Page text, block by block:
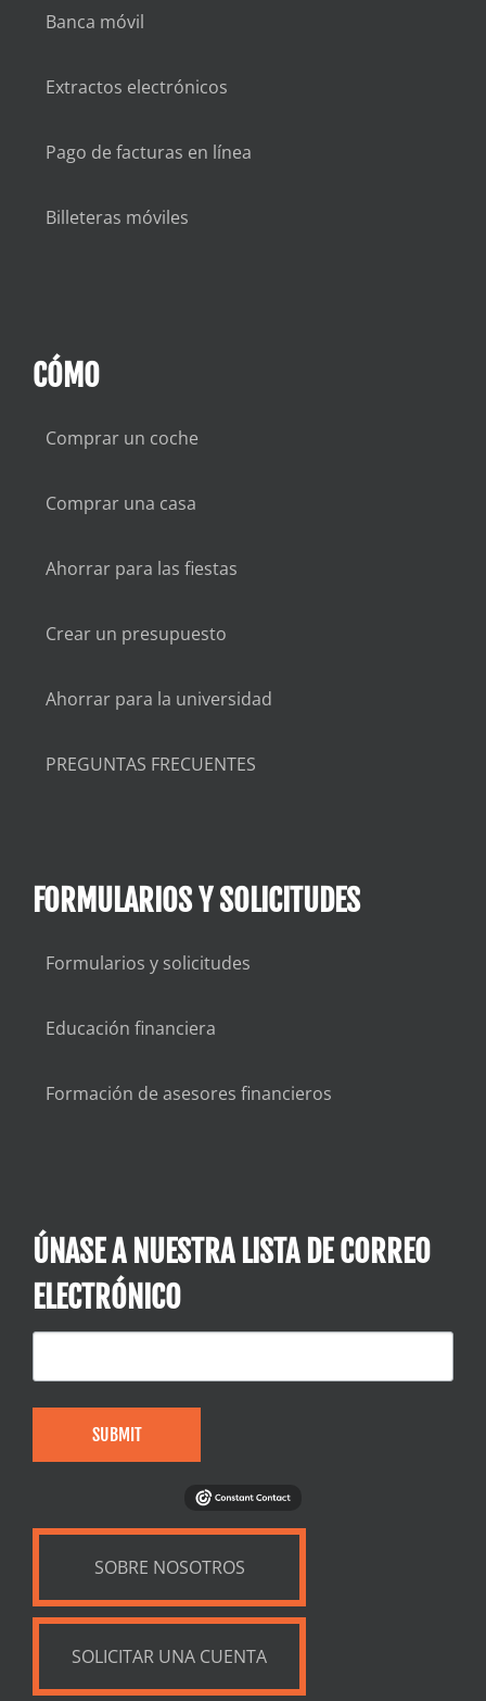
Banca móvil
Extractos electrónicos
Pago de facturas en línea
Billeteras móviles
CÓMO
Comprar un coche
Comprar una casa
Ahorrar para las fiestas
Crear un presupuesto
Ahorrar para la universidad
PREGUNTAS FRECUENTES
FORMULARIOS Y SOLICITUDES
Formularios y solicitudes
Educación financiera
Formación de asesores financieros
ÚNASE A NUESTRA LISTA DE CORREO
ELECTRÓNICO
SUBMIT
SOBRE NOSOTROS
SOLICITAR UNA CUENTA